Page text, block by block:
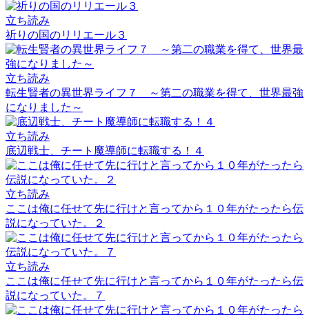
立ち読み
祈りの国のリリエール３
立ち読み
転生賢者の異世界ライフ７ ～第二の職業を得て、世界最強
になりました～
立ち読み
底辺戦士、チート魔導師に転職する！４
立ち読み
ここは俺に任せて先に行けと言ってから１０年がたったら伝
説になっていた。２
立ち読み
ここは俺に任せて先に行けと言ってから１０年がたったら伝
説になっていた。７